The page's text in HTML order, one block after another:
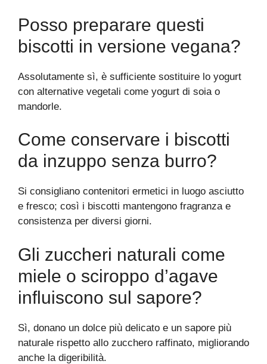
Posso preparare questi
biscotti in versione vegana?
Assolutamente sì, è sufficiente sostituire lo yogurt
con alternative vegetali come yogurt di soia o
mandorle.
Come conservare i biscotti
da inzuppo senza burro?
Si consigliano contenitori ermetici in luogo asciutto
e fresco; così i biscotti mantengono fragranza e
consistenza per diversi giorni.
Gli zuccheri naturali come
miele o sciroppo d’agave
influiscono sul sapore?
Sì, donano un dolce più delicato e un sapore più
naturale rispetto allo zucchero raffinato, migliorando
anche la digeribilità.